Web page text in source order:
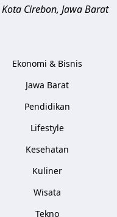
Kota Cirebon, Jawa Barat
Ekonomi & Bisnis
Jawa Barat
Pendidikan
Lifestyle
Kesehatan
Kuliner
Wisata
Tekno